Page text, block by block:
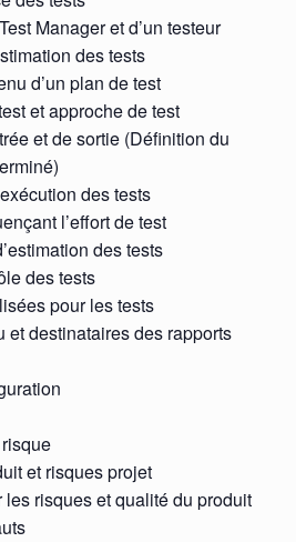
Manager et d’un testeur
des tests
d’un plan de test
et approche de test
et de sortie (Définition du
des tests
l’effort de test
des tests
des tests
pour les tests
et destinataires des rapports
et risques projet
les risques et qualité du produit